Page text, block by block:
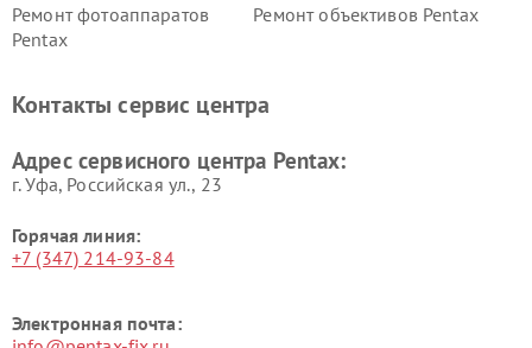
Ремонт фотоаппаратов
Pentax
Ремонт объективов Pentax
Контакты сервис центра
Адрес сервисного центра Pentax:
г. Уфа, Российская ул., 23
Горячая линия:
+7 (347) 214-93-84
Электронная почта: